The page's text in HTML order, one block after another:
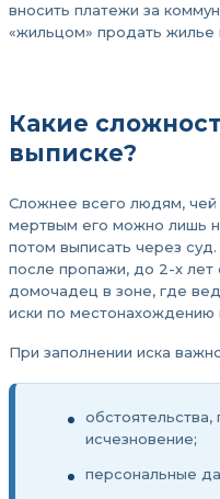
вносить платежи за
«жильцом» продать жилье
Какие
выписке?
Сложнее всего людям, чей
мертвым его можно лишь
потом выписать через
после пропажи, до 2-х лет
домочадец в зоне, где
иски по местонахождению
При заполнении иска
исчезновение;
персональные